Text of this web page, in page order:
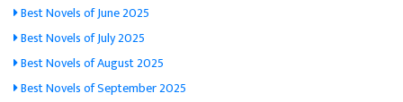
Best Novels of June 2025
Best Novels of July 2025
Best Novels of August 2025
Best Novels of September 2025